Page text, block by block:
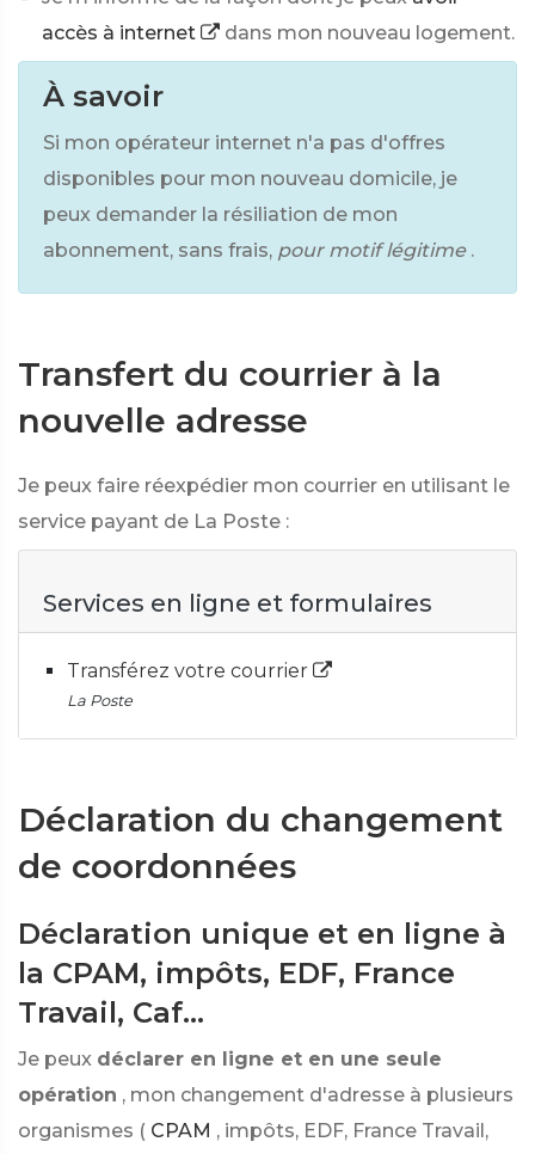
accès à internet
dans mon nouveau logement.
À savoir
Si mon opérateur internet n'a pas d'offres
disponibles pour mon nouveau domicile, je
peux demander la résiliation de mon
abonnement, sans frais, pour motif légitime .
Transfert du courrier à la
nouvelle adresse
Je peux faire réexpédier mon courrier en utilisant le
service payant de La Poste :
Services en ligne et formulaires
Transférez votre courrier
La Poste
Déclaration du changement
de coordonnées
Déclaration unique et en ligne à
la CPAM, impôts, EDF, France
Travail, Caf...
Je peux déclarer en ligne et en une seule
opération , mon changement d'adresse à plusieurs
organismes ( CPAM , impôts, EDF, France Travail,